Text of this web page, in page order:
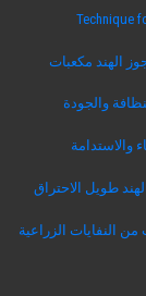
Technique
الهند مكعبات
والجودة
والاستدامة
طويل الاحتراق
النفايات الزراعية